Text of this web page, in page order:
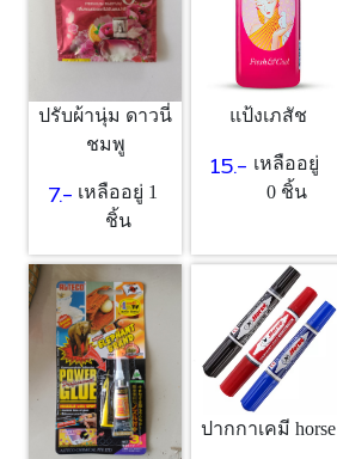
ปรับผ้านุ่ม ดาวนี่
ชมพู
7.- เหลืออยู่ 1
ชิ้น
แป้งเภสัช
15.- เหลืออยู่
0 ชิ้น
ปากกาเคมี horse